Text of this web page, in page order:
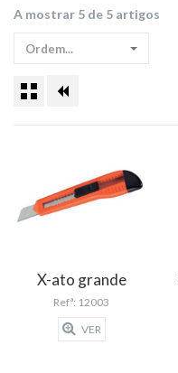
A mostrar 5 de 5 artigos
Ordem...
X-ato grande
Refª: 12003
VER